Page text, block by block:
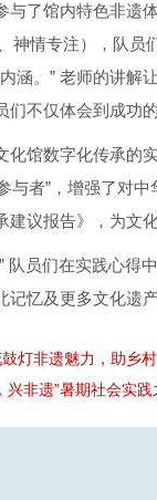
与了馆内特色非
神情专注），队
涵。” 老师的讲
不仅体会到成功
馆数字化传承的
与者”，增强了对
议报告》，为文
队员们在实践心
忆及更多文化遗
灯非遗魅力，助乡
非遗”暑期社会实